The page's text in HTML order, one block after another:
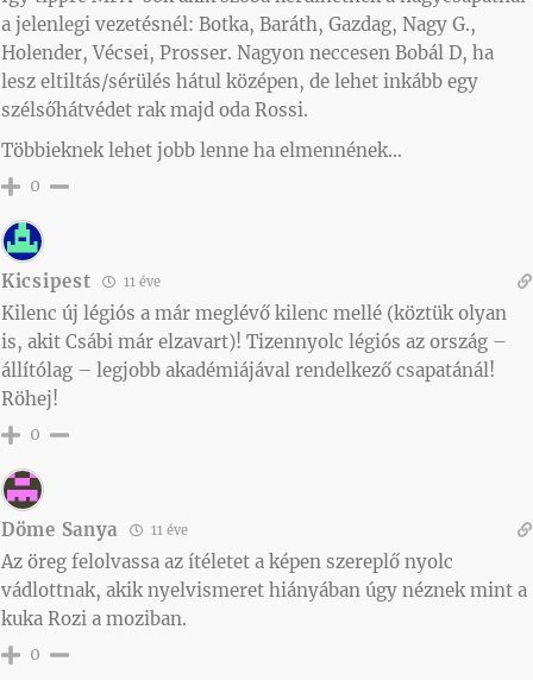
a jelenlegi vezetésnél: Botka, Baráth, Gazdag, Nagy G.,
Holender, Vécsei, Prosser. Nagyon neccesen Bobál D, ha
lesz eltiltás/sérülés hátul középen, de lehet inkább egy
szélsőhátvédet rak majd oda Rossi.
Többieknek lehet jobb lenne ha elmennének…
0
Kicsipest 11 éve
Kilenc új légiós a már meglévő kilenc mellé (köztük olyan
is, akit Csábi már elzavart)! Tizennyolc légiós az ország –
állítólag – legjobb akadémiájával rendelkező csapatánál!
Röhej!
0
Döme Sanya 11 éve
Az öreg felolvassa az ítéletet a képen szereplő nyolc
vádlottnak, akik nyelvismeret hiányában úgy néznek mint a
kuka Rozi a moziban.
0